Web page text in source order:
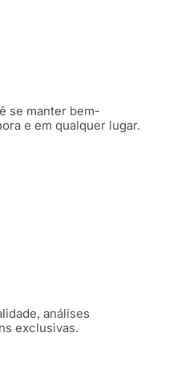
se manter bem-
e em qualquer lugar.
análises
exclusivas.